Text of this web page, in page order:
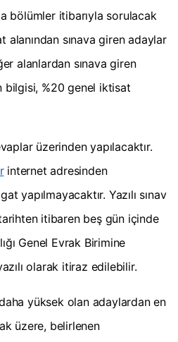
bölümler itibarıyla sorulacak
alanından sınava giren adaylar
alanlardan sınava giren
bilgisi, %20 genel iktisat
üzerinden yapılacaktır.
internet adresinden
yapılmayacaktır. Yazılı sınav
tarihten itibaren beş gün içinde
Genel Evrak Birimine
olarak itiraz edilebilir.
daha yüksek olan adaylardan en
üzere, belirlenen